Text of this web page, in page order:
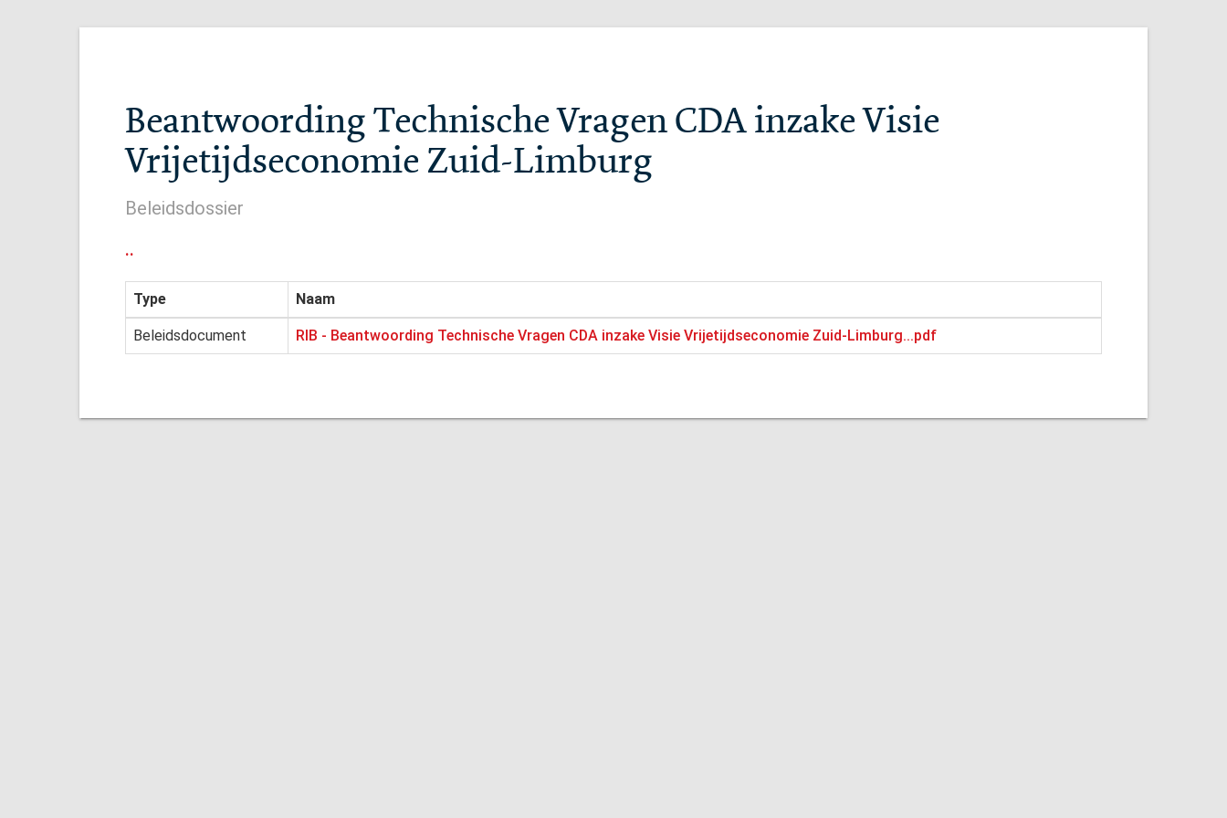
Beantwoording Technische Vragen CDA inzake Visie
Vrijetijdseconomie Zuid-Limburg
Beleidsdossier
..
Type Naam
Beleidsdocument RIB - Beantwoording Technische Vragen CDA inzake Visie Vrijetijdseconomie Zuid-Limburg...pdf